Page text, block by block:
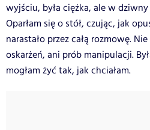
wyjściu, była ciężka, ale w
Oparłam się o stół, czując, jak
narastało przez całą rozmowę.
oskarżeń, ani prób manipulacji.
mogłam żyć tak, jak chciałam.